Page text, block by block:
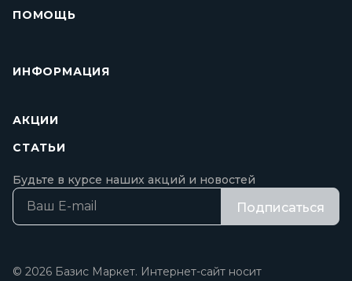
ПОМОЩЬ
ИНФОРМАЦИЯ
АКЦИИ
СТАТЬИ
Будьте в курсе наших акций и новостей
Подписаться
© 2026 Базис Маркет. Интернет-сайт носит